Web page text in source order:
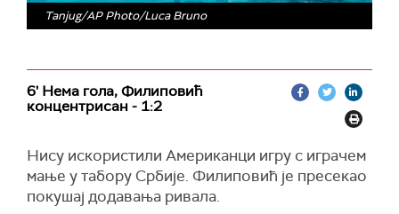
Tanjug/AP Photo/Luca Bruno
6' Нема гола, Филиповић
концентрисан - 1:2
Нису искористили Американци игру с играчем
мање у табору Србије. Филиповић је пресекао
покушај додавања ривала.